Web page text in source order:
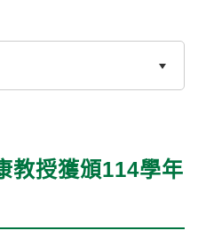
教授獲頒114學年